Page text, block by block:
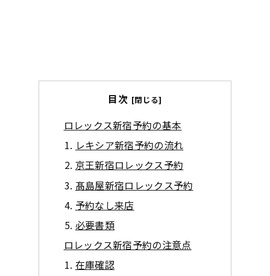
目次
ロレックス新宿予約の基本
レキシア新宿予約の流れ
京王新宿ロレックス予約
髙島屋新宿ロレックス予約
予約なし来店
必要書類
ロレックス新宿予約の注意点
在庫確認